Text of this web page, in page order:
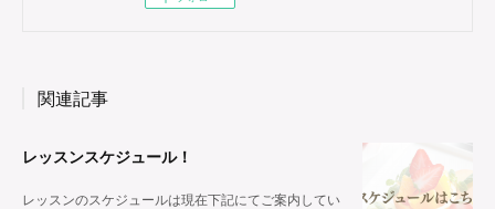
関連記事
レッスンスケジュール！
レッスンのスケジュールは現在下記にてご案内してい